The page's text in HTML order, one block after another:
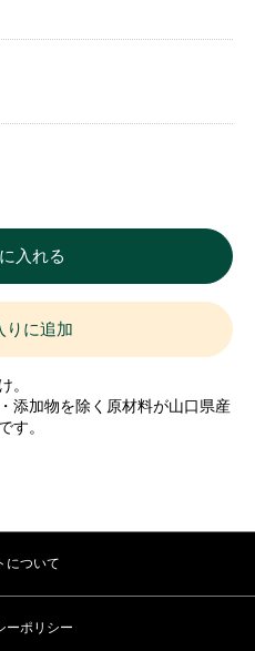
入れる
りに追加
。
添加物を除く原材料が山口県産
す。
について
ーポリシー